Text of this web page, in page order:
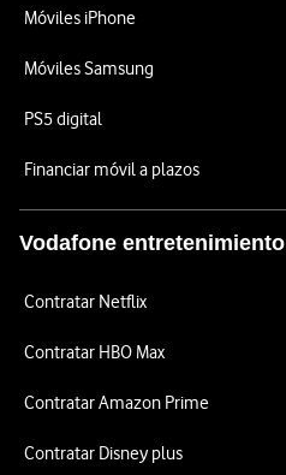
Móviles iPhone
Móviles Samsung
PS5 digital
Financiar móvil a plazos
Vodafone entretenimiento
Contratar Netflix
Contratar HBO Max
Contratar Amazon Prime
Contratar Disney plus